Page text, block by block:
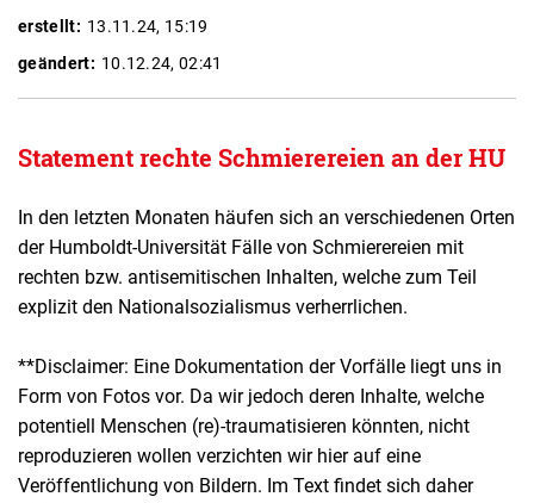
erstellt: 13.11.24, 15:19
geändert: 10.12.24, 02:41
Statement rechte Schmierereien an der HU
In den letzten Monaten häufen sich an verschiedenen Orten
der Humboldt-Universität Fälle von Schmierereien mit
rechten bzw. antisemitischen Inhalten, welche zum Teil
explizit den Nationalsozialismus verherrlichen.
**Disclaimer: Eine Dokumentation der Vorfälle liegt uns in
Form von Fotos vor. Da wir jedoch deren Inhalte, welche
potentiell Menschen (re)-traumatisieren könnten, nicht
reproduzieren wollen verzichten wir hier auf eine
Veröffentlichung von Bildern. Im Text findet sich daher